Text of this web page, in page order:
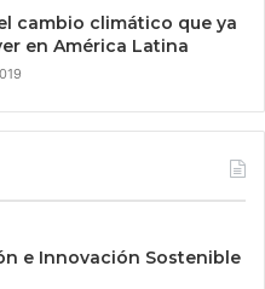
cambio climático que ya
en América Latina
e Innovación Sostenible